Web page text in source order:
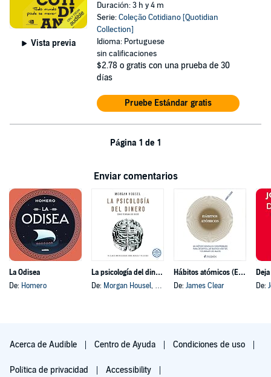
Vista previa
Duración: 3 h y 4 m
Serie:Coleção Cotidiano [Quotidian
Collection]
Idioma: Portuguese
sin calificaciones
$2.78 o gratis con una prueba de 30
días
Pruebe Estándar gratis
Página 1 de 1
Enviar comentarios
La Odisea
De: Homero
La psicología del dinero
De: Morgan Housel, y otros
Hábitos atómicos (Español neutro)
De: James Clear
De:
Acerca de Audible Centro de Ayuda Condiciones de uso
Política de privacidad Accessibility